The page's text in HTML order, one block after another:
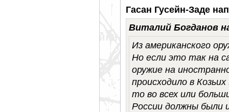
Гасан Гусейн-Заде
Виталий Богданов
Из американского
Но если это так на
оружие на
происходило в
то во всех или
России должны были